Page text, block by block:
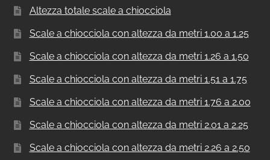
Altezza totale scale a chiocciola
Scale a chiocciola con altezza da metri 1.00 a 1.25
Scale a chiocciola con altezza da metri 1.26 a 1.50
Scale a chiocciola con altezza da metri 1.51 a 1.75
Scale a chiocciola con altezza da metri 1.76 a 2.00
Scale a chiocciola con altezza da metri 2.01 a 2.25
Scale a chiocciola con altezza da metri 2.26 a 2.50